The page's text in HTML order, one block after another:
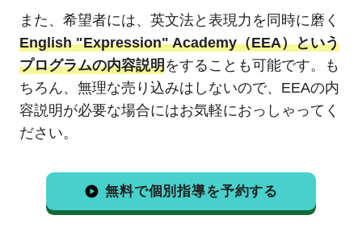
また、希望者には、英文法と表現力を同時に磨く
English "Expression" Academy（EEA）という
プログラムの内容説明をすることも可能です。も
ちろん、無理な売り込みはしないので、EEAの内
容説明が必要な場合にはお気軽におっしゃってく
ださい。
無料で個別指導を予約する